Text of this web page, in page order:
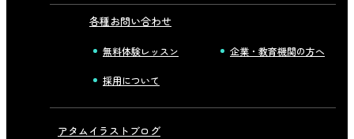
各種お問い合わせ
無料体験レッスン 企業・教育機関の方へ
採用について
アタムイラストブログ